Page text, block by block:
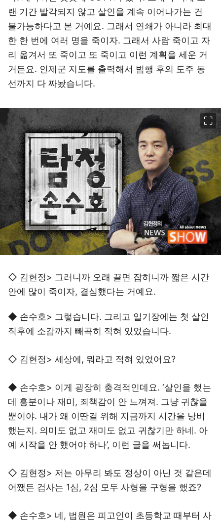
랜 기간 발각되지 않고 살인을 계속 이어나가는 건
불가능하다고 본 거예요. 그래서 연쇄가 아니라 최대
한 한 번에 여러 명을 죽이자. 그래서 사람 죽이고 자
리 옮겨서 또 죽이고 또 죽이고 이런 계획을 세운 거
거든요. 인제군 지도를 출력해서 범행 후의 도주 동
선까지 다 짜놨습니다.
◇ 김현정> 그러니까 오래 끌면 잡히니까 짧은 시간
안에 많이 죽이자, 결심했다는 거예요.
◆ 손수호> 그렇습니다. 그리고 일기장에는 첫 살인
직후에 소감까지 빼곡히 적혀 있었습니다.
◇ 김현정> 세상에, 뭐라고 적혀 있었어요?
◆ 손수호> 이게 굉장히 충격적인데요. ‘살인을 했는
데 흥분이나 재미, 죄책감이 안 느껴져. 그냥 귀찮을
뿐이야. 내가 왜 이딴걸 위해 지금까지 시간을 낭비
했는지. 의미도 없고 재미도 없고 귀찮기만 하네. 아
예 시작을 안 했어야 하나’, 이런 글을 써놉니다.
◇ 김현정> 저는 아무리 봐도 정상이 아닌 것 같은데
어쨌든 검사는 1심, 2심 모두 사형을 구형을 했죠?
◆ 손수호> 네, 법원은 피고인이 초등학교 때부터 사